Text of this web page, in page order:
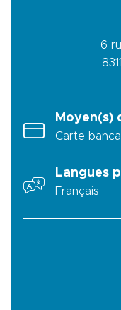
6
Moyen(s)
Carte
Langues
Français